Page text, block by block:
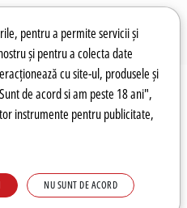
uri
pentru a permite servicii și
și pentru a colecta date
cu site-ul, produsele și
de acord si am peste 18 ani",
instrumente pentru publicitate,
NU SUNT DE ACORD
Autentificare